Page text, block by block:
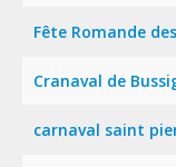
Fête Romande
Cranaval de
carnaval saint